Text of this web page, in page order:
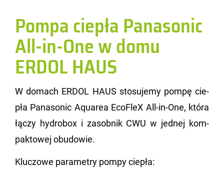
Pompa ciepła Panasonic
All-in-One w domu
ERDOL HAUS
W do­mach ERDOL HAUS sto­su­je­my pompę cie­
pła Pa­na­so­nic Aqu­area Eco­FleX All-in-One, która
łączy hy­dro­box i za­sob­nik CWU w jed­nej kom­
pak­to­wej obu­do­wie.
Klu­czo­we pa­ra­me­try pompy cie­pła: